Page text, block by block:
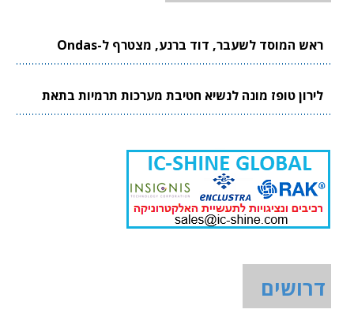
ראש המוסד לשעבר, דוד ברנע, מצטרף ל-Ondas
לירון טופז מונה לנשיא חטיבת מערכות תרמיות בתאת
דרושים